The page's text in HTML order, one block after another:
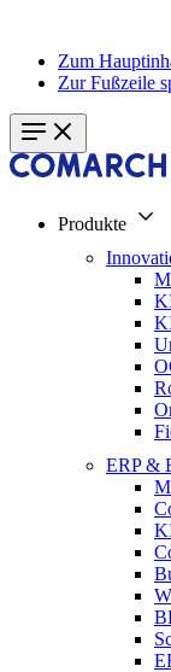
Zum
Zur Fußzeile
Produkte
ERP &